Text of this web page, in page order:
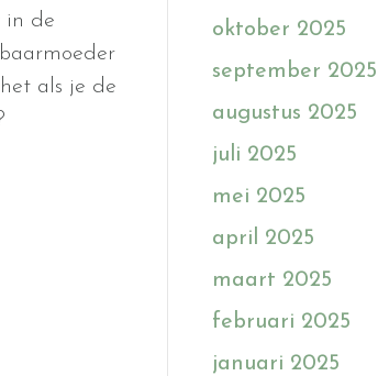
in de
als je de
oktober 2025
september 2025
augustus 2025
juli 2025
mei 2025
april 2025
maart 2025
februari 2025
januari 2025